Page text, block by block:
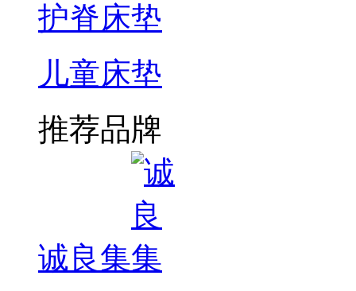
护脊床垫
儿童床垫
推荐品牌
诚良集